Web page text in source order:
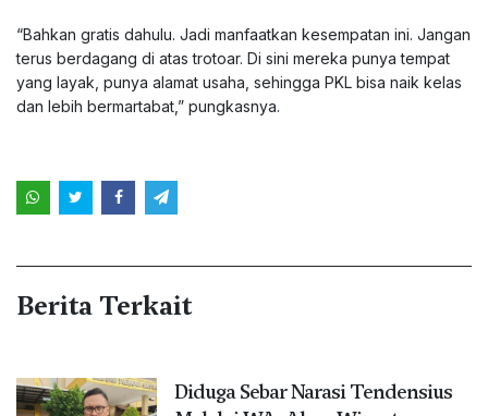
“Bahkan gratis dahulu. Jadi manfaatkan kesempatan ini. Jangan
terus berdagang di atas trotoar. Di sini mereka punya tempat
yang layak, punya alamat usaha, sehingga PKL bisa naik kelas
dan lebih bermartabat,” pungkasnya.
Berita Terkait
Diduga Sebar Narasi Tendensius